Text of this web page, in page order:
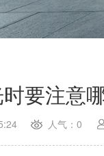
要注意
人气：0